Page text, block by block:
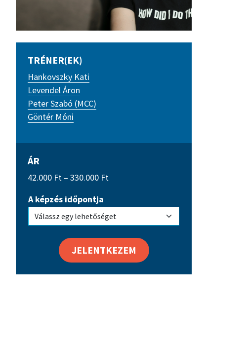
TRÉNER(EK)
Hankovszky Kati
Levendel Áron
Peter Szabó (MCC)
Göntér Móni
ÁR
42.000 Ft – 330.000 Ft
330.000 Ft
A képzés időpontja
JELENTKEZEM